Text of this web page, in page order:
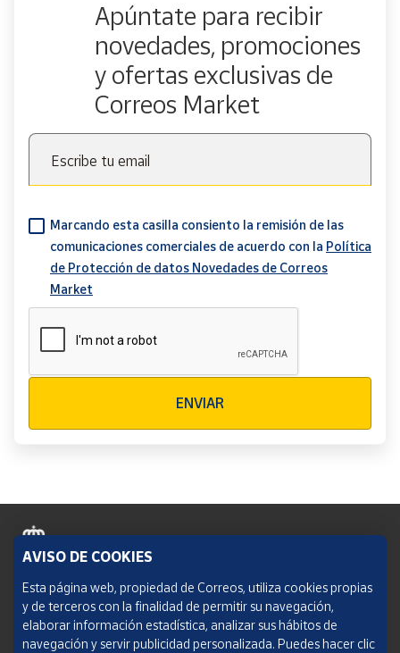
Apúntate para recibir
novedades, promociones
y ofertas exclusivas de
Correos Market
Escribe tu email
Marcando esta casilla consiento la remisión de las
comunicaciones comerciales de acuerdo con la Política
de Protección de datos Novedades de Correos
Market
ENVIAR
Política de cookies
Aviso legal
AVISO DE COOKIES
Esta página web, propiedad de Correos, utiliza cookies propias
y de terceros con la finalidad de permitir su navegación,
elaborar información estadística, analizar sus hábitos de
navegación y servir publicidad personalizada. Puedes hacer clic